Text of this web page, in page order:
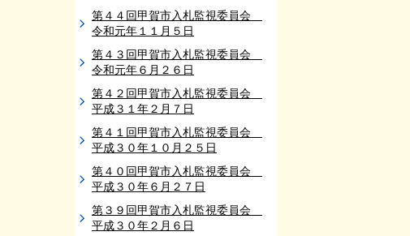
第４４回甲賀市入札監視委員会
令和元年１１月５日
第４３回甲賀市入札監視委員会
令和元年６月２６日
第４２回甲賀市入札監視委員会
平成３１年２月７日
第４１回甲賀市入札監視委員会
平成３０年１０月２５日
第４０回甲賀市入札監視委員会
平成３０年６月２７日
第３９回甲賀市入札監視委員会
平成３０年２月６日